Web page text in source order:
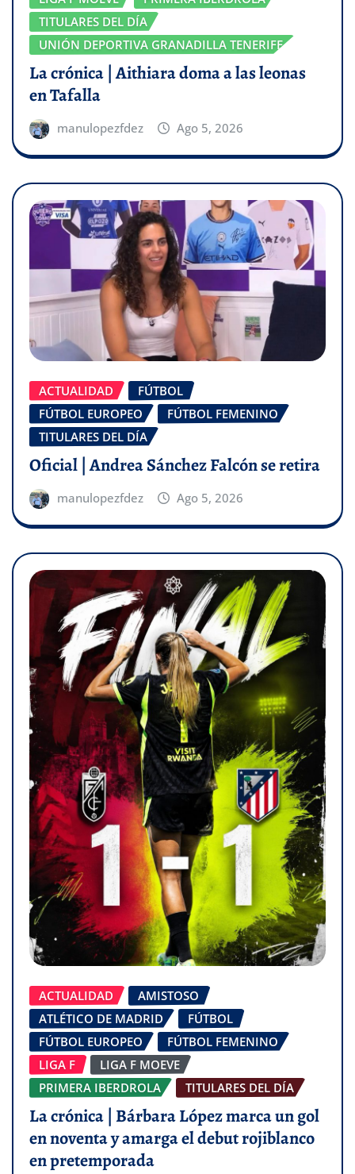
TITULARES DEL DÍA
UNIÓN DEPORTIVA GRANADILLA TENERIFE
La crónica | Aithiara doma a las leonas
en Tafalla
manulopezfdez Ago 5, 2026
ACTUALIDAD
FÚTBOL
FÚTBOL EUROPEO
FÚTBOL FEMENINO
TITULARES DEL DÍA
Oficial | Andrea Sánchez Falcón se retira
manulopezfdez Ago 5, 2026
ACTUALIDAD
AMISTOSO
ATLÉTICO DE MADRID
FÚTBOL
FÚTBOL EUROPEO
FÚTBOL FEMENINO
LIGA F
LIGA F MOEVE
PRIMERA IBERDROLA
TITULARES DEL DÍA
La crónica | Bárbara López marca un gol
en noventa y amarga el debut rojiblanco
en pretemporada